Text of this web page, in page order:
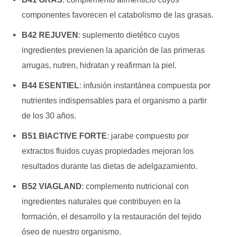
componentesfavorecen el catabolismo de las grasas.
B42 REJUVEN : suplemento dietético cuyos
ingredientes previenen la aparición de las primeras
arrugas, nutren, hidratan y reafirman la piel.
B44 ESENTIEL: infusión instantánea compuesta por
nutrientes indispensables para el organismo a partir
de los 30 años.
B51 BIACTIVE FORTE: jarabe compuesto por
extractos fluidos cuyas propiedades mejoran los
resultados durante las dietas de adelgazamiento.
B52 VIAGLAND: complemento nutricional con
ingredientes naturales que contribuyen en la
formación, eldesarrollo y la restauración del tejido
óseo de nuestro organismo.